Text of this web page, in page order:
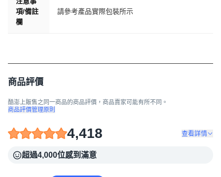
項/備註
欄
請參考產品實際包裝所示
商品評價
酷澎上販售之同一商品的商品評價，商品賣家可能有所不同。
商品評價管理原則
4,418 查看詳情
超過4,000位感到滿意